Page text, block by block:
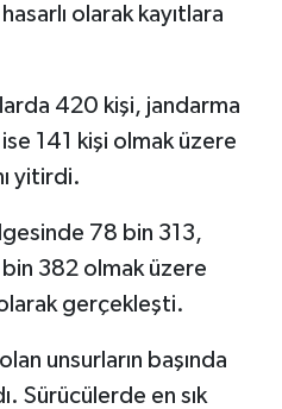
olarak kayıtlara
420 kişi, jandarma
141 kişi olmak üzere
yitirdi.
78 bin 313,
382 olmak üzere
gerçekleşti.
unsurların başında
Sürücülerde en sık